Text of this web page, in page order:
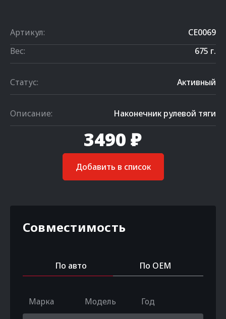
Артикул:
CE0069
Вес:
675 г.
Статус: Активный
Описание: Наконечник рулевой тяги
3490 ₽
Добавить в список
Совместимость
По авто По OEM
Марка Модель Год